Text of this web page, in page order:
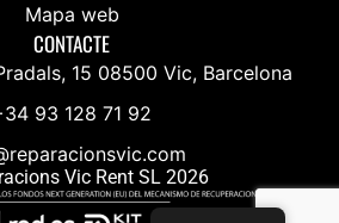
Mapa web
CONTACTE
15 08500 Vic, Barcelona
93 128 71 92
Vic Rent SL 2026